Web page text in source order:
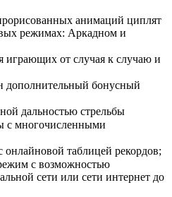
анимаций циплят
режимах: Аркадном и
играющих от случая к случаю и
дополнительный бонусный
дальностью стрельбы
с многочисленными
таблицей рекордов;
с возможностью
сети или сети интернет до